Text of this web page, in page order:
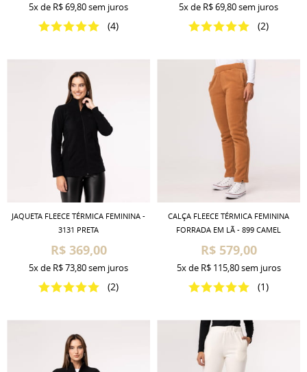
(4)
5xde R$ 69,80sem juros
(2)
5xde R$ 69,80sem juros
JAQUETA FLEECE TÉRMICA FEMININA -
3131 PRETA
R$ 369,00
(2)
5xde R$ 73,80sem juros
CALÇA FLEECE TÉRMICA FEMININA
FORRADA EM LÃ - 899 CAMEL
R$ 579,00
(1)
5xde R$ 115,80sem juros